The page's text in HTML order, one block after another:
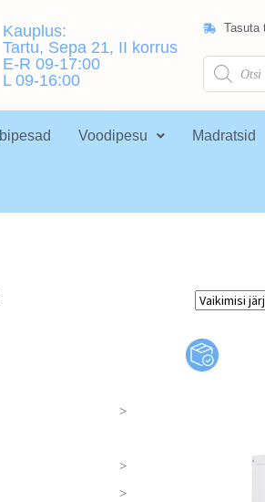
Kauplus:
Tartu, Sepa 21, II korrus
E-R 09-17:00
L 09-16:00
Tasuta
Voodipesu Madratsid
>
>
>